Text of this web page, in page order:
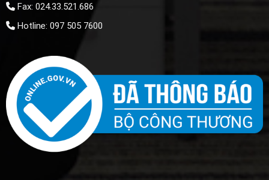
Fax: 024.33.521.686
Hotline: 097 505 7600